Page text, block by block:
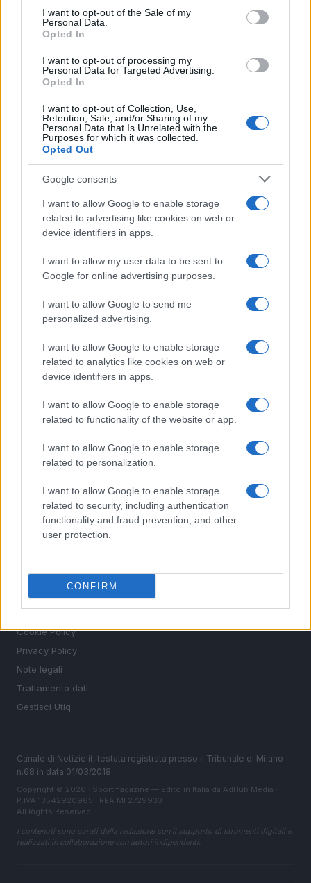
consent section.
I want to opt-out of the Sale of my
Personal Data.
Opted In
I want to opt-out of processing my
Personal Data for Targeted Advertising.
Opted In
I want to opt-out of Collection, Use,
Retention, Sale, and/or Sharing of my
Personal Data that Is Unrelated with the
Purposes for which it was collected.
Opted Out
Google consents
I want to allow Google to enable storage
related to advertising like cookies on web or
device identifiers in apps.
I want to allow my user data to be sent to
Google for online advertising purposes.
I want to allow Google to send me
personalized advertising.
I want to allow Google to enable storage
related to analytics like cookies on web or
device identifiers in apps.
I want to allow Google to enable storage
related to functionality of the website or app.
I want to allow Google to enable storage
related to personalization.
I want to allow Google to enable storage
related to security, including authentication
functionality and fraud prevention, and other
user protection.
CONFIRM
Scoperte carcasse di moto e motori in container
destinati al Senegal
sconfitto il Rayo ai rigori.
Nuova Zelanda: ondata di freddo eccezionale porta
Sportmagazine: notizie, approfondimenti e classifiche su
MotoGP e Olimpiadi. Le ultime news dalle competizioni
nazionali e internazionali, gli highlight delle partite, le
le discipline che fanno emozionare gli appassionati di
SEZIONI
Calcio
Ciclismo
MAGAZINE
Chi siamo
Redazione
Cookie Policy
Privacy Policy
Note legali
Trattamento dati
Gestisci Utiq
Canale di Notizie.it, testata registrata presso il Tribunale di Milano
n.68 in data 01/03/2018
Copyright © 2026 · Sportmagazine — Edito in Italia da AdHub Media
P.IVA 13542920965 · REA MI 2729933
All Rights Reserved
I contenuti sono curati dalla redazione con il supporto di strumenti digitali e
realizzati in collaborazione con autori indipendenti.